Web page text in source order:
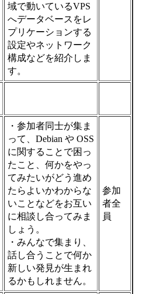
域で動いているVPS
へデータベースをレ
プリケーションする
設定やネットワーク
構成などを紹介しま
す。
・参加者同士が集ま
って、Debian や OSS
に関することで困っ
たこと、何かをやっ
てみたいがどう進め
たらよいかわからな
いことなどをお互い
に相談し合ってみま
しょう。
・みんなで集まり、
話し合うことで何か
新しい発見が生まれ
るかもしれません。
参加
者全
員